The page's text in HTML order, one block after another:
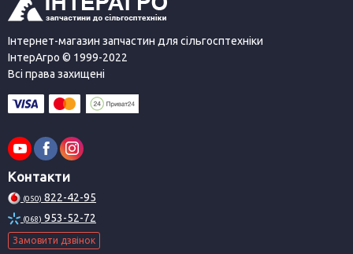
Інтернет-магазин запчастин для сільгосптехніки
ІнтерАгро © 1999-2022
Всі права захищені
Контакти
(050) 822-42-95
(068) 953-52-72
Замовити дзвінок